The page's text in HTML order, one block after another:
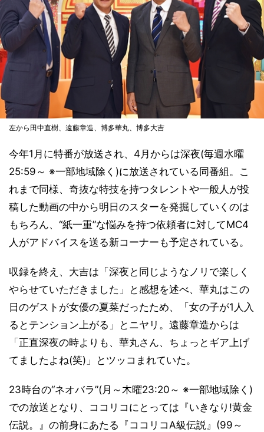
左から田中直樹、遠藤章造、博多華丸、博多大吉
今年1月に特番が放送され、4月からは深夜(毎週水曜
25:59～ ※一部地域除く)に放送されている同番組。こ
れまで同様、奇抜な特技を持つタレントや一般人が投
稿した動画の中から明日のスターを発掘していくのは
もちろん、“紙一重”な悩みを持つ依頼者に対してMC4
人がアドバイスを送る新コーナーも予定されている。
収録を終え、大吉は「深夜と同じようなノリで楽しく
やらせていただきました」と感想を述べ、華丸はこの
日のゲストが女優の夏菜だったため、「女の子が1人入
るとテンション上がる」とニヤリ。遠藤章造からは
「正直深夜の時よりも、華丸さん、ちょっとギア上げ
てましたよね(笑)」とツッコまれていた。
23時台の“ネオバラ”(月～木曜23:20～ ※一部地域除く)
での放送となり、ココリコにとっては『いきなり!黄金
伝説。』の前身にあたる『ココリコA級伝説』(99～